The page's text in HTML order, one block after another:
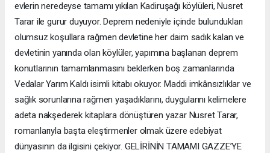
evlerin neredeyse tamamı yıkılan Kadiruşağı köylüleri, Nusret
Tarar ile gurur duyuyor. Deprem nedeniyle içinde bulundukları
olumsuz koşullara rağmen devletine her daim sadık kalan ve
devletinin yanında olan köylüler, yapımına başlanan deprem
konutlarının tamamlanmasını beklerken boş zamanlarında
Vedalar Yarım Kaldı isimli kitabı okuyor. Maddi imkânsızlıklar ve
sağlık sorunlarına rağmen yaşadıklarını, duygularını kelimelere
adeta nakşederek kitaplara dönüştüren yazar Nusret Tarar,
romanlarıyla başta eleştirmenler olmak üzere edebiyat
dünyasının da ilgisini çekiyor. GELİRİNİN TAMAMI GAZZE’YE